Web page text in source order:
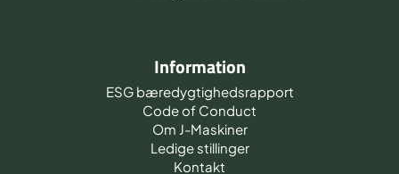
Information
ESG bæredygtighedsrapport
Code of Conduct
Om J-Maskiner
Ledige stillinger
Kontakt